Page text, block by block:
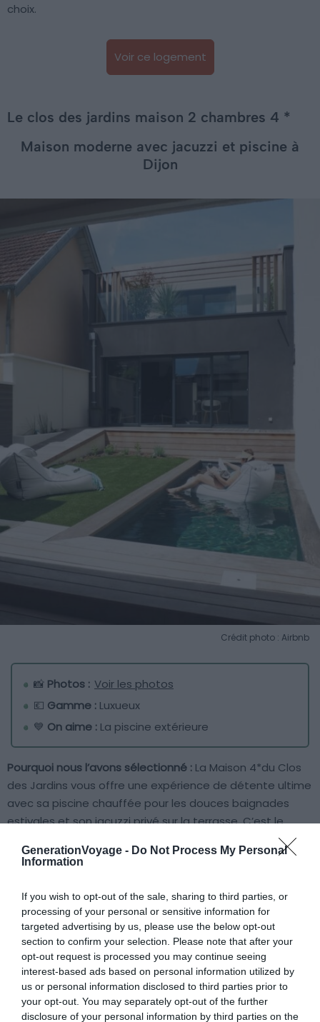
GenerationVoyage - Do Not Process My Personal
Information
If you wish to opt-out of the sale, sharing to third parties, or
processing of your personal or sensitive information for
targeted advertising by us, please use the below opt-out
section to confirm your selection. Please note that after your
opt-out request is processed you may continue seeing
interest-based ads based on personal information utilized by
us or personal information disclosed to third parties prior to
your opt-out. You may separately opt-out of the further
disclosure of your personal information by third parties on the
choix.
Voir ce logement
Le clos des jardins maison 2 chambres 4 *
Maison moderne avec jacuzzi et piscine à
Dijon
Crédit photo : Airbnb
📸 Photos : Voir les photos
💶 Gamme : Luxueux
💙 On aime : La piscine extérieure
Pourquoi nous l’avons sélectionné : La Maison 4*du Clos
des Jardins vous offre une expérience de détente ultime
avec sa piscine chauffée pour les douces baignades
estivales et son jacuzzi privé sur la terrasse. C’est le
étoiles. L’élégance contemporaine de la maison,
havre de paix où confort et luxe se rencontrent.
Pour en savoir plus : Venez découvrir cet Airbnb avec
jacuzzi à Dijon, moderne et chaleureux dans le quartier
Victor Hugo. Il est très bien situé à 10 minutes à pied de
la gare, de place Darcy et ducentre-ville animé. Vous
pourrez facilement vous promener et profiter de tout ce